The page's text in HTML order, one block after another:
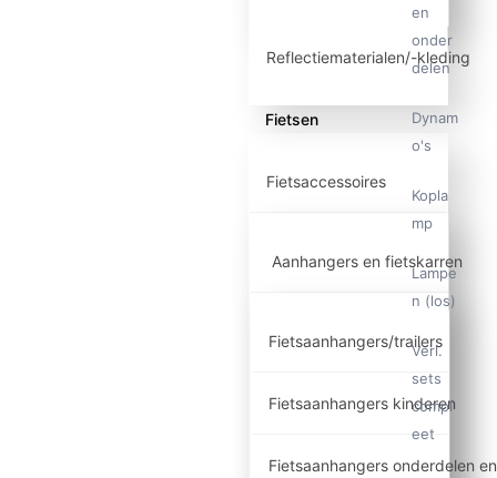
Reflectiematerialen/-kleding
Fietsen
Fietsaccessoires
Aanhangers en fietskarren
Fietsaanhangers/trailers
Fietsaanhangers kinderen
Fietsaanhangers onderdelen
en
onder
delen
Dynam
o's
Kopla
mp
Lampe
n (los)
Verl.
sets
compl
eet